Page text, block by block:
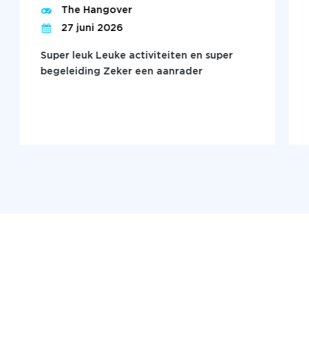
The Hangover
27 juni 2026
Super leuk Leuke activiteiten en super
begeleiding Zeker een aanrader